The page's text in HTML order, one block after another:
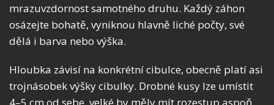
mrazuvzdornost samotného druhu. Každý záhon
osázejte bohatě, vyniknou hlavně liché počty, své
dělá i barva nebo výška.
Hloubka závisí na konkrétní cibulce, obecně platí asi
trojnásobek výšky cibulky. Drobné kusy lze umístit